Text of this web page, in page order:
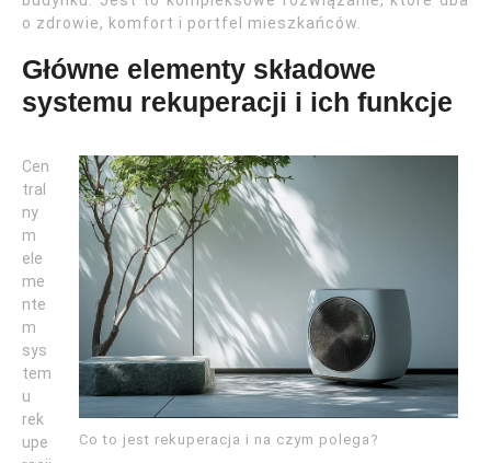
o zdrowie, komfort i portfel mieszkańców.
Główne elementy składowe
systemu rekuperacji i ich funkcje
Co to jest rekuperacja i na czym polega?
Cen
tral
ny
m
ele
me
nte
m
sys
tem
u
rek
upe